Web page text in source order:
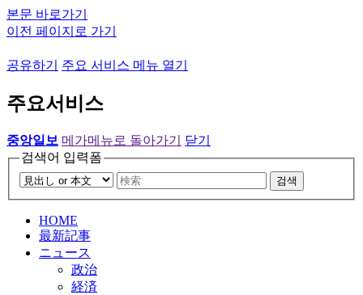
본문 바로가기
이전 페이지로 가기
공유하기 주요 서비스 메뉴 열기
주요서비스
중앙일보 메가메뉴로 돌아가기
닫기
검색어 입력폼
검색
HOME
最新記事
ニュース
政治
経済